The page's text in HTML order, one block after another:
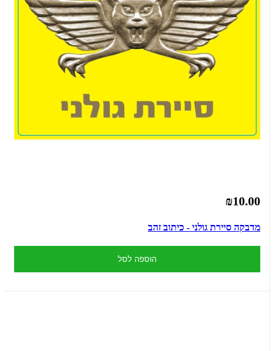
₪10.00
מדבקה סיירת גולני - כיתוב זהב
הוספה לסל